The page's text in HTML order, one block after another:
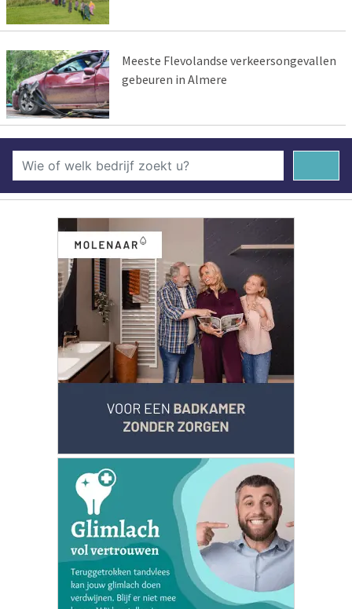
Meeste Flevolandse verkeersongevallen
gebeuren in Almere